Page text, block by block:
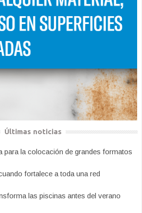
Últimas noticias
para la colocación de grandes formatos
fortalece a toda una red
las piscinas antes del verano